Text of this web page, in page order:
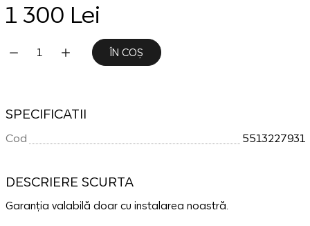
1 300 Lei
ÎN COȘ
SPECIFICATII
Cod 5513227931
DESCRIERE SCURTA
Garanția valabilă doar cu instalarea noastră.